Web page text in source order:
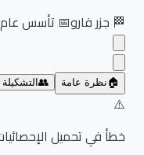
جزر فارو📅تأسس عام
نظرة عامة 👥 التشكيلة ⚽
خطأ في تحميل الإحصائيات